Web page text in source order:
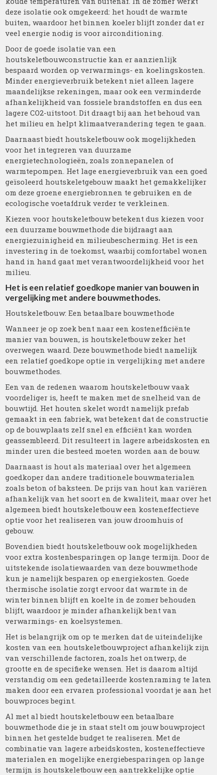
deze isolatie ook omgekeerd: het houdt de warmte
buiten, waardoor het binnen koeler blijft zonder dat er
veel energie nodig is voor airconditioning.
Door de goede isolatie van een
houtskeletbouwconstructie kan er aanzienlijk
bespaard worden op verwarmings- en koelingskosten.
Minder energieverbruik betekent niet alleen lagere
maandelijkse rekeningen, maar ook een verminderde
afhankelijkheid van fossiele brandstoffen en dus een
lagere CO2-uitstoot. Dit draagt bij aan het behoud van
het milieu en helpt klimaatverandering tegen te gaan.
Daarnaast biedt houtskeletbouw ook mogelijkheden
voor het integreren van duurzame
energietechnologieën, zoals zonnepanelen of
warmtepompen. Het lage energieverbruik van een goed
geïsoleerd houtskeletgebouw maakt het gemakkelijker
om deze groene energiebronnen te gebruiken en de
ecologische voetafdruk verder te verkleinen.
Kiezen voor houtskeletbouw betekent dus kiezen voor
een duurzame bouwmethode die bijdraagt aan
energiezuinigheid en milieubescherming. Het is een
investering in de toekomst, waarbij comfortabel wonen
hand in hand gaat met verantwoordelijkheid voor het
milieu.
Het is een relatief goedkope manier van bouwen in
vergelijking met andere bouwmethodes.
Houtskeletbouw: Een betaalbare bouwmethode
Wanneer je op zoek bent naar een kostenefficiënte
manier van bouwen, is houtskeletbouw zeker het
overwegen waard. Deze bouwmethode biedt namelijk
een relatief goedkope optie in vergelijking met andere
bouwmethodes.
Een van de redenen waarom houtskeletbouw vaak
voordeliger is, heeft te maken met de snelheid van de
bouwtijd. Het houten skelet wordt namelijk prefab
gemaakt in een fabriek, wat betekent dat de constructie
op de bouwplaats zelf snel en efficiënt kan worden
geassembleerd. Dit resulteert in lagere arbeidskosten en
minder uren die besteed moeten worden aan de bouw.
Daarnaast is hout als materiaal over het algemeen
goedkoper dan andere traditionele bouwmaterialen
zoals beton of baksteen. De prijs van hout kan variëren
afhankelijk van het soort en de kwaliteit, maar over het
algemeen biedt houtskeletbouw een kosteneffectieve
optie voor het realiseren van jouw droomhuis of
gebouw.
Bovendien biedt houtskeletbouw ook mogelijkheden
voor extra kostenbesparingen op lange termijn. Door de
uitstekende isolatiewaarden van deze bouwmethode
kun je namelijk besparen op energiekosten. Goede
thermische isolatie zorgt ervoor dat warmte in de
winter binnen blijft en koelte in de zomer behouden
blijft, waardoor je minder afhankelijk bent van
verwarmings- en koelsystemen.
Het is belangrijk om op te merken dat de uiteindelijke
kosten van een houtskeletbouwproject afhankelijk zijn
van verschillende factoren, zoals het ontwerp, de
grootte en de specifieke wensen. Het is daarom altijd
verstandig om een gedetailleerde kostenraming te laten
maken door een ervaren professional voordat je aan het
bouwproces begint.
Al met al biedt houtskeletbouw een betaalbare
bouwmethode die je in staat stelt om jouw bouwproject
binnen het gestelde budget te realiseren. Met de
combinatie van lagere arbeidskosten, kosteneffectieve
materialen en mogelijke energiebesparingen op lange
termijn is houtskeletbouw een aantrekkelijke optie